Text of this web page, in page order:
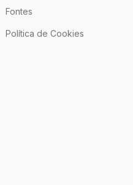
Fontes
Política de Cookies